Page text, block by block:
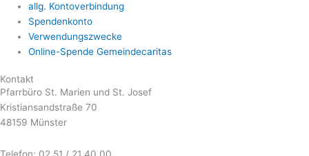
allg. Kontoverbindung
Spendenkonto
Verwendungszwecke
Online-Spende Gemeindecaritas
Kontakt
Pfarrbüro St. Marien und St. Josef
Kristiansandstraße 70
48159 Münster